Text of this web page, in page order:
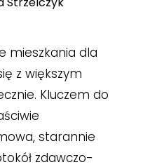
mieszkania dla
z większym
Kluczem do
starannie
zdawczo-